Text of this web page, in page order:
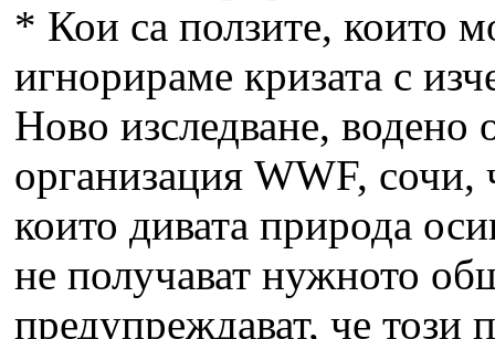
* Кои са ползите, които
игнорираме кризата с
Ново изследване, водено
организация WWF,
които дивата природа
не получават нужното
предупреждават, че